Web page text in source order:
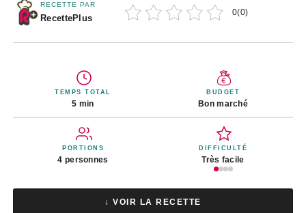
RECETTE PAR
RecettePlus
0(0)
TEMPS TOTAL
5 min
BUDGET
Bon marché
PORTIONS
4 personnes
DIFFICULTÉ
Très facile
↓ VOIR LA RECETTE